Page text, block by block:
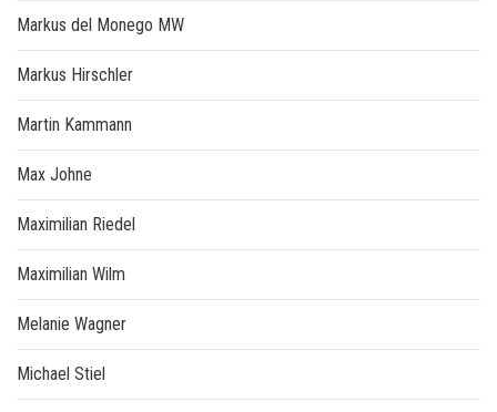
Markus del Monego MW
Markus Hirschler
Martin Kammann
Max Johne
Maximilian Riedel
Maximilian Wilm
Melanie Wagner
Michael Stiel